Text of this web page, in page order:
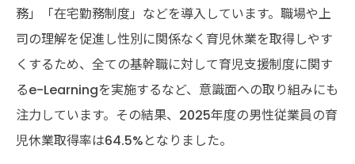
務」「在宅勤務制度」などを導入しています。職場や上
司の理解を促進し性別に関係なく育児休業を取得しやす
くするため、全ての基幹職に対して育児支援制度に関す
るe-Learningを実施するなど、意識面への取り組みにも
注力しています。その結果、2025年度の男性従業員の育
児休業取得率は64.5%となりました。